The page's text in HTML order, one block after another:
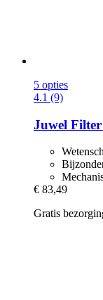
5 opties
4.1 (9)
Juwel
€ 83,49
Gratis